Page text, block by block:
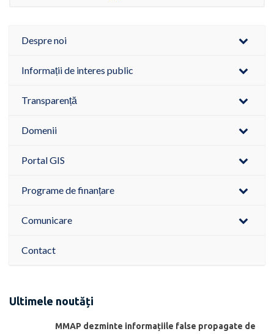
Despre noi
Informații de interes public
Transparență
Domenii
Portal GIS
Programe de finanțare
Comunicare
Contact
Ultimele noutăți
MMAP dezminte informațiile false propagate de